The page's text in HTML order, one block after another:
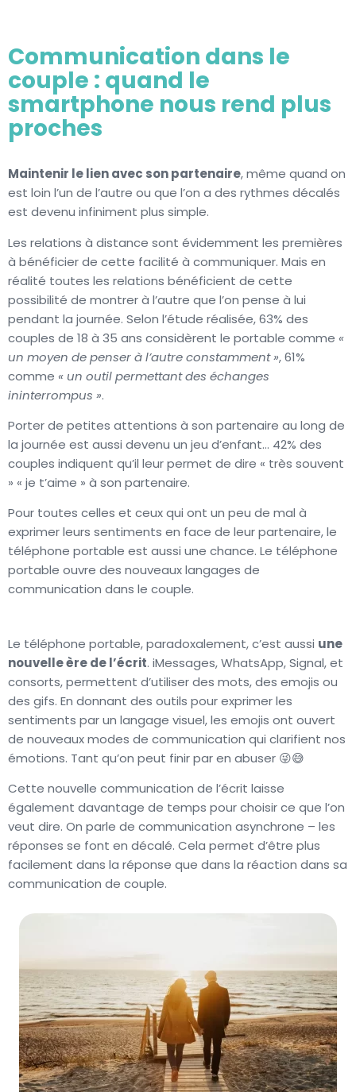
Communication dans le
couple : quand le
smartphone nous rend plus
proches
Maintenir le lien avec son partenaire, même quand on
est loin l’un de l’autre ou que l’on a des rythmes décalés
est devenu infiniment plus simple.
Les relations à distance sont évidemment les premières
à bénéficier de cette facilité à communiquer. Mais en
réalité toutes les relations bénéficient de cette
possibilité de montrer à l’autre que l’on pense à lui
pendant la journée. Selon l’étude réalisée, 63% des
couples de 18 à 35 ans considèrent le portable comme «
un moyen de penser à l’autre constamment », 61%
comme « un outil permettant des échanges
ininterrompus ».
Porter de petites attentions à son partenaire au long de
la journée est aussi devenu un jeu d’enfant… 42% des
couples indiquent qu’il leur permet de dire « très souvent
» « je t’aime » à son partenaire.
Pour toutes celles et ceux qui ont un peu de mal à
exprimer leurs sentiments en face de leur partenaire, le
téléphone portable est aussi une chance. Le téléphone
portable ouvre des nouveaux langages de
communication dans le couple.
Le téléphone portable, paradoxalement, c’est aussi une
nouvelle ère de l’écrit. iMessages, WhatsApp, Signal, et
consorts, permettent d’utiliser des mots, des emojis ou
des gifs. En donnant des outils pour exprimer les
sentiments par un langage visuel, les emojis ont ouvert
de nouveaux modes de communication qui clarifient nos
émotions. Tant qu’on peut finir par en abuser 😜😅
Cette nouvelle communication de l’écrit laisse
également davantage de temps pour choisir ce que l’on
veut dire. On parle de communication asynchrone – les
réponses se font en décalé. Cela permet d’être plus
facilement dans la réponse que dans la réaction dans sa
communication de couple.